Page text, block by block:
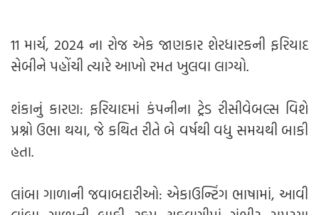
11 માર્ચ, 2024 ના રોજ એક જાણકાર શેરધારકની ફરિયાદ
સેબીને પહોંચી ત્યારે આખો રમત ખુલવા લાગ્યો.
શંકાનું કારણ: ફરિયાદમાં કંપનીના ટ્રેડ રીસીવેબલ્સ વિશે
પ્રશ્નો ઉભા થયા, જે કથિત રીતે બે વર્ષથી વધુ સમયથી બાકી
હતા.
લાંબા ગાળાની જવાબદારીઓ: એકાઉન્ટિંગ ભાષામાં, આવી